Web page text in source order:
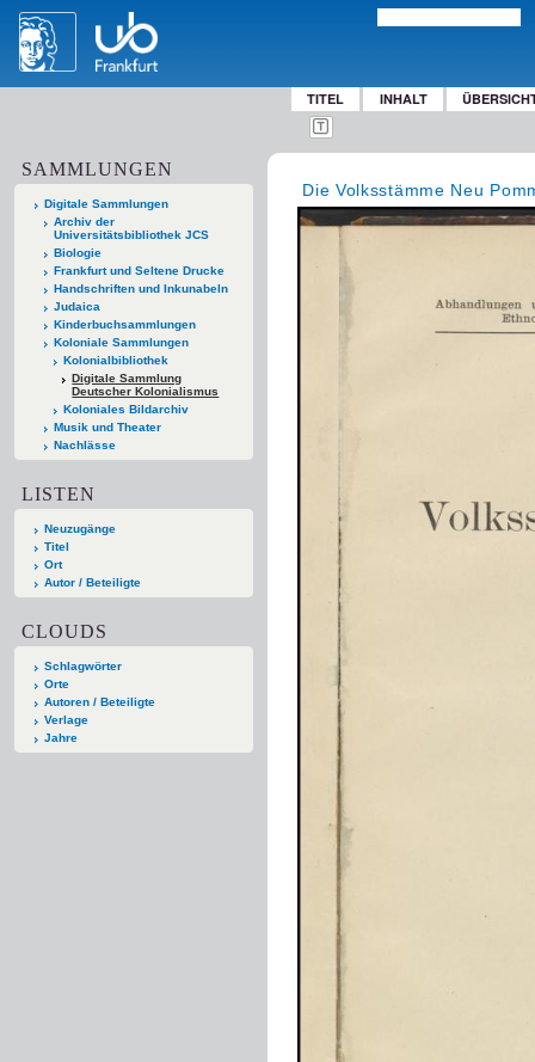
TITEL INHALT
SAMMLUNGEN
Digitale Sammlungen
Archiv der
Universitätsbibliothek JCS
Biologie
Frankfurt und Seltene Drucke
Handschriften und Inkunabeln
Judaica
Kinderbuchsammlungen
Koloniale Sammlungen
Kolonialbibliothek
Digitale Sammlung
Deutscher Kolonialismus
Koloniales Bildarchiv
Musik und Theater
Nachlässe
LISTEN
Neuzugänge
Titel
Ort
Autor / Beteiligte
CLOUDS
Schlagwörter
Orte
Autoren / Beteiligte
Verlage
Jahre
Die Volksstämme Neu